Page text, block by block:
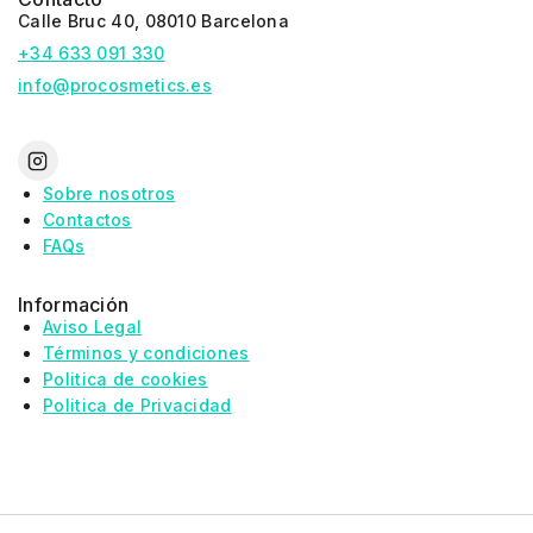
Calle Bruc 40, 08010 Barcelona
+34 633 091 330
info@procosmetics.es
Sobre nosotros
Contactos
FAQs
Información
Aviso Legal
Términos y condiciones
Politica de cookies
Politica de Privacidad